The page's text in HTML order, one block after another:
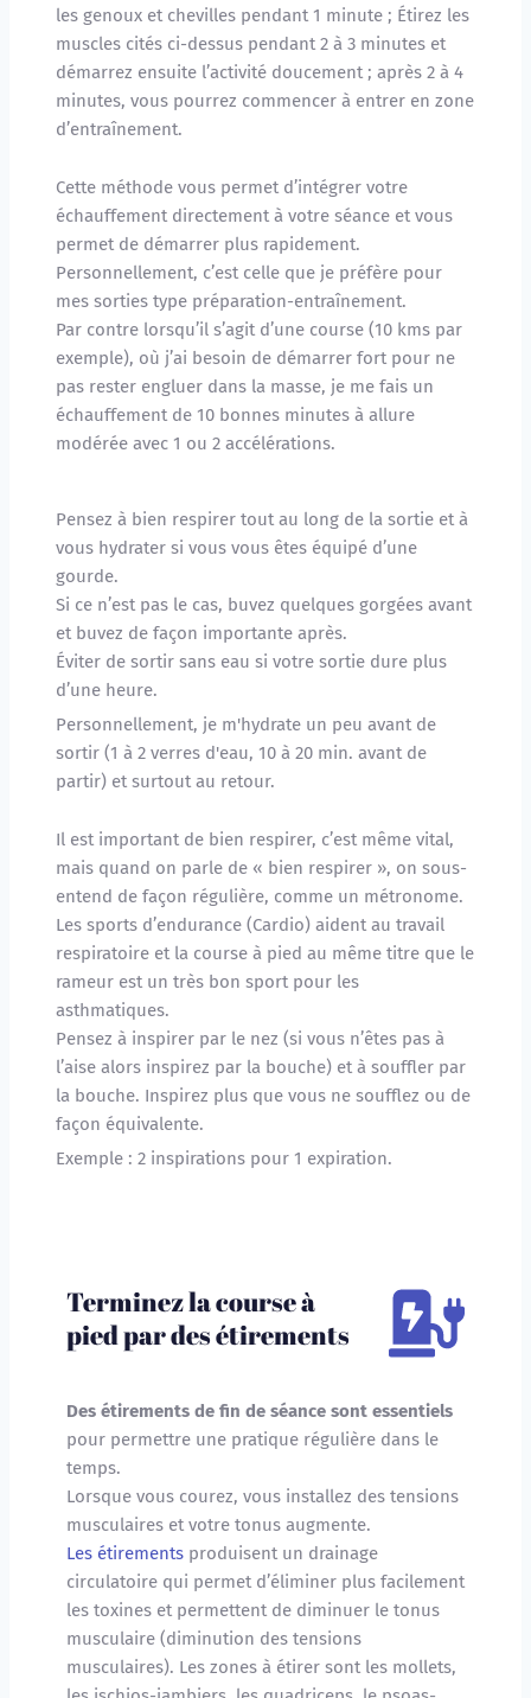
les genoux et chevilles pendant 1 minute ; Étirez les
muscles cités ci-dessus pendant 2 à 3 minutes et
démarrez ensuite l’activité doucement ; après 2 à 4
minutes, vous pourrez commencer à entrer en zone
d’entraînement.
Cette méthode vous permet d’intégrer votre
échauffement directement à votre séance et vous
permet de démarrer plus rapidement.
Personnellement, c’est celle que je préfère pour
mes sorties type préparation-entraînement.
Par contre lorsqu’il s’agit d’une course (10 kms par
exemple), où j’ai besoin de démarrer fort pour ne
pas rester engluer dans la masse, je me fais un
échauffement de 10 bonnes minutes à allure
modérée avec 1 ou 2 accélérations.
Pensez à bien respirer tout au long de la sortie et à
vous hydrater si vous vous êtes équipé d’une
gourde.
Si ce n’est pas le cas, buvez quelques gorgées avant
et buvez de façon importante après.
Éviter de sortir sans eau si votre sortie dure plus
d’une heure.
Personnellement, je m'hydrate un peu avant de
sortir (1 à 2 verres d'eau, 10 à 20 min. avant de
partir) et surtout au retour.
Il est important de bien respirer, c’est même vital,
mais quand on parle de « bien respirer », on sous-
entend de façon régulière, comme un métronome.
Les sports d’endurance (Cardio) aident au travail
respiratoire et la course à pied au même titre que le
rameur est un très bon sport pour les
asthmatiques.
Pensez à inspirer par le nez (si vous n’êtes pas à
l’aise alors inspirez par la bouche) et à souffler par
la bouche. Inspirez plus que vous ne soufflez ou de
façon équivalente.
Exemple : 2 inspirations pour 1 expiration.
Terminez la course à
pied par des étirements
Des étirements de fin de séance sont essentiels
pour permettre une pratique régulière dans le
temps.
Lorsque vous courez, vous installez des tensions
musculaires et votre tonus augmente.
Les étirements produisent un drainage
circulatoire qui permet d’éliminer plus facilement
les toxines et permettent de diminuer le tonus
musculaire (diminution des tensions
musculaires). Les zones à étirer sont les mollets,